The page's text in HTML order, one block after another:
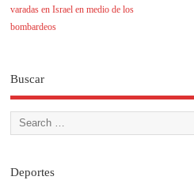
varadas en Israel en medio de los
bombardeos
Buscar
Deportes